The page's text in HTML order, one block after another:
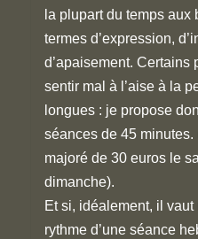
la plupart du temps
termes d’expression,
d’apaisement. Certains
sentir mal à l’aise à la
longues : je propose
séances de 45
majoré de 30 euros le
dimanche).
Et si, idéalement, il
rythme d’une séance